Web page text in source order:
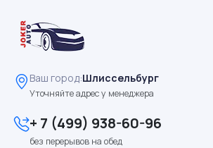
Ваш город:Шлиссельбург
Уточняйте адрес у менеджера
+ 7 (499) 938-60-96
без перерывов на обед